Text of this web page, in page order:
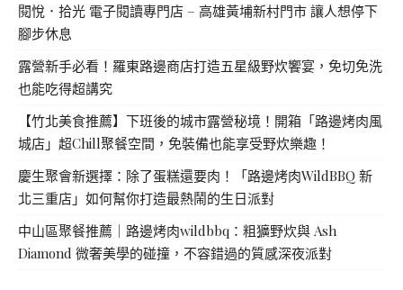
閱悅．拾光 電子閱讀專門店 – 高雄黃埔新村門市 讓人想停下
腳步休息
露營新手必看！羅東路邊商店打造五星級野炊饗宴，免切免洗
也能吃得超講究
【竹北美食推薦】下班後的城市露營秘境！開箱「路邊烤肉風
城店」超Chill聚餐空間，免裝備也能享受野炊樂趣！
慶生聚會新選擇：除了蛋糕還要肉！「路邊烤肉WildBBQ 新
北三重店」如何幫你打造最熱鬧的生日派對
中山區聚餐推薦｜路邊烤肉wildbbq：粗獷野炊與 Ash
Diamond 微奢美學的碰撞，不容錯過的質感深夜派對